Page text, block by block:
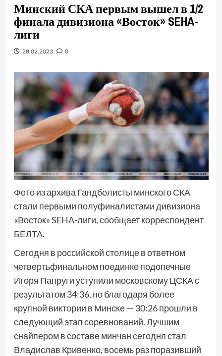
Минский СКА первым вышел в 1/2
финала дивизиона «Восток» SEHA-
лиги
28.02.2023 0
Фото из архива Гандболисты минского СКА
стали первыми полуфиналистами дивизиона
«Восток» SEHA-лиги, сообщает корреспондент
БЕЛТА.
Сегодня в российской столице в ответном
четвертьфинальном поединке подопечные
Игоря Папруги уступили московскому ЦСКА с
результатом 34:36, но благодаря более
крупной виктории в Минске — 30:26 прошли в
следующий этап соревнований. Лучшим
снайпером в составе минчан сегодня стал
Владислав Кривенко, восемь раз поразивший